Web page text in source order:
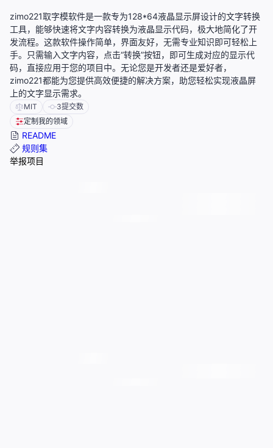
zimo221取字模软件是一款专为128*64液晶显示屏设计的文字转换
工具，能够快速将文字内容转换为液晶显示代码，极大地简化了开
发流程。这款软件操作简单，界面友好，无需专业知识即可轻松上
手。只需输入文字内容，点击“转换”按钮，即可生成对应的显示代
码，直接应用于您的项目中。无论您是开发者还是爱好者，
zimo221都能为您提供高效便捷的解决方案，助您轻松实现液晶屏
上的文字显示需求。
MIT 3提交数
定制我的领域
README
规则集
举报项目